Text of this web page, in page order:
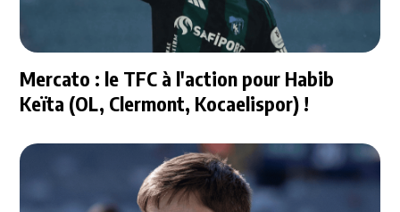
Mercato : le TFC à l'action pour Habib
Keïta (OL, Clermont, Kocaelispor) !